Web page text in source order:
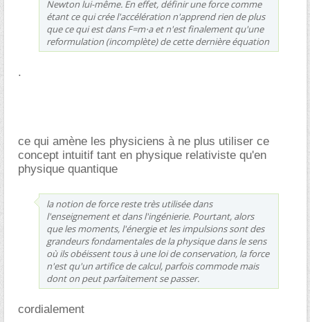
Newton lui-même. En effet, définir une force comme
étant ce qui crée l'accélération n'apprend rien de plus
que ce qui est dans F=m⋅a et n'est finalement qu'une
reformulation (incomplète) de cette dernière équation
.
ce qui amène les physiciens à ne plus utiliser ce
concept intuitif tant en physique relativiste qu'en
physique quantique
la notion de force reste très utilisée dans
l'enseignement et dans l'ingénierie. Pourtant, alors
que les moments, l'énergie et les impulsions sont des
grandeurs fondamentales de la physique dans le sens
où ils obéissent tous à une loi de conservation, la force
n'est qu'un artifice de calcul, parfois commode mais
dont on peut parfaitement se passer.
cordialement